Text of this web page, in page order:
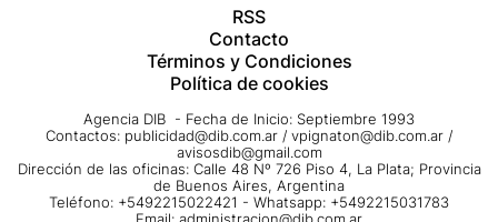
RSS
Contacto
Términos y Condiciones
Política de cookies
Agencia DIB - Fecha de Inicio: Septiembre 1993
Contactos: publicidad@dib.com.ar / vpignaton@dib.com.ar /
avisosdib@gmail.com
Dirección de las oficinas: Calle 48 Nº 726 Piso 4, La Plata; Provincia
de Buenos Aires, Argentina
Teléfono: +5492215022421 - Whatsapp: +5492215031783